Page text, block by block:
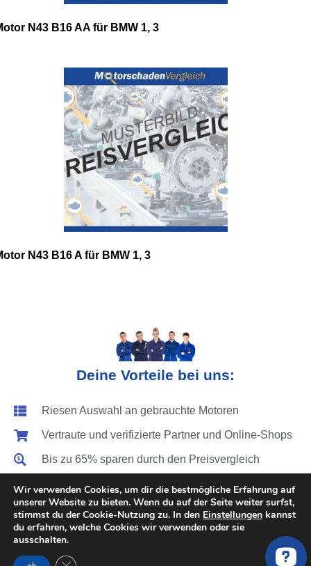
N43 B16 AA für BMW 1, 3
N43 B16 A für BMW 1, 3
Deine Vorteile bei uns:
Riesen Auswahl an gebrauchte Motoren
Vertraute und verifizierte Partner und Online-Shops
Bis zu 65% sparen durch den Preisvergleich
Deutschlandweite Abholung & Motoreinbau
Festpreise für den Motorwechsel
Vergleich von über 200 Motoren Anbieter
Zeit sparen - Anfrage dauert ca. 1 min.
Wir verwenden Cookies, um dir die bestmögliche Erfahrung auf
unserer Website zu bieten. Wenn du auf der Seite weiter surfst,
stimmst du der Cookie-Nutzung zu. In den Einstellungen kannst
du erfahren, welche Cookies wir verwenden oder sie
ausschalten.
GDPR Cookie-Banner schließen